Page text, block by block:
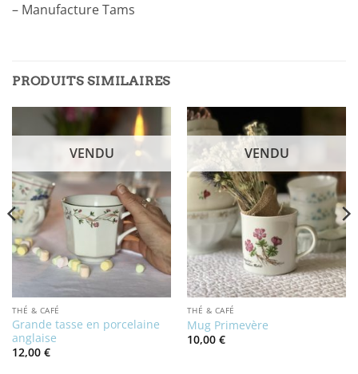
– Manufacture Tams
PRODUITS SIMILAIRES
VENDU
THÉ & CAFÉ
Grande tasse en porcelaine
anglaise
12,00 €
VENDU
THÉ & CAFÉ
Mug Primevère
10,00 €